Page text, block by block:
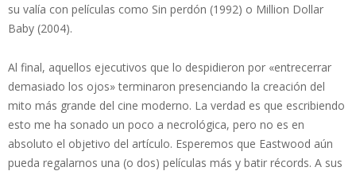
su valía con películas como Sin perdón (1992) o Million Dollar
Baby (2004).
Al final, aquellos ejecutivos que lo despidieron por «entrecerrar
demasiado los ojos» terminaron presenciando la creación del
mito más grande del cine moderno. La verdad es que escribiendo
esto me ha sonado un poco a necrológica, pero no es en
absoluto el objetivo del artículo. Esperemos que Eastwood aún
pueda regalarnos una (o dos) películas más y batir récords. A sus